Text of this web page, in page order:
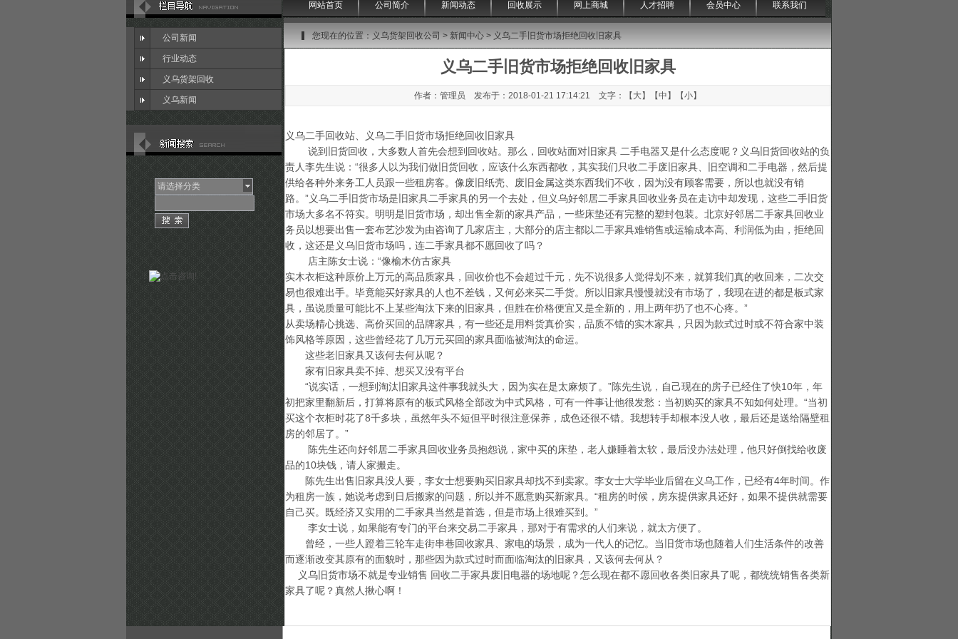
公司新闻
行业动态
义乌货架回收
义乌新闻
请选择分类
您现在的位置： 义乌货架回收公司 > 新闻中心 > 义乌二手旧货市场拒绝回收旧家具
网站首页 公司简介 新闻动态 回收展示 网上商城 人才招聘 会员中心 联系我们
义乌二手旧货市场拒绝回收旧家具
作者：管理员 发布于：2018-01-21 17:14:21 文字：【大】【中】【小】
义乌二手回收站、义乌二手旧货市场拒绝回收旧家具
说到旧货回收，大多数人首先会想到回收站。那么，回收站面对旧家具 二手电器又是什么态度呢？义乌旧货回收站的负
责人李先生说：“很多人以为我们做旧货回收，应该什么东西都收，其实我们只收二手废旧家具、旧空调和二手电器，然后提
供给各种外来务工人员跟一些租房客。像废旧纸壳、废旧金属这类东西我们不收，因为没有顾客需要，所以也就没有销
路。”义乌二手旧货市场是旧家具二手家具的另一个去处，但义乌好邻居二手家具回收业务员在走访中却发现，这些二手旧货
市场大多名不符实。明明是旧货市场，却出售全新的家具产品，一些床垫还有完整的塑封包装。北京好邻居二手家具回收业
务员以想要出售一套布艺沙发为由咨询了几家店主，大部分的店主都以二手家具难销售或运输成本高、利润低为由，拒绝回
收，这还是义乌旧货市场吗，连二手家具都不愿回收了吗？
店主陈女士说：“像榆木仿古家具
实木衣柜这种原价上万元的高品质家具，回收价也不会超过千元，先不说很多人觉得划不来，就算我们真的收回来，二次交
易也很难出手。毕竟能买好家具的人也不差钱，又何必来买二手货。所以旧家具慢慢就没有市场了，我现在进的都是板式家
具，虽说质量可能比不上某些淘汰下来的旧家具，但胜在价格便宜又是全新的，用上两年扔了也不心疼。”
从卖场精心挑选、高价买回的品牌家具，有一些还是用料货真价实，品质不错的实木家具，只因为款式过时或不符合家中装
饰风格等原因，这些曾经花了几万元买回的家具面临被淘汰的命运。
这些老旧家具又该何去何从呢？
家有旧家具卖不掉、想买又没有平台
“说实话，一想到淘汰旧家具这件事我就头大，因为实在是太麻烦了。”陈先生说，自己现在的房子已经住了快10年，年
初把家里翻新后，打算将原有的板式风格全部改为中式风格，可有一件事让他很发愁：当初购买的家具不知如何处理。“当初
买这个衣柜时花了8千多块，虽然年头不短但平时很注意保养，成色还很不错。我想转手却根本没人收，最后还是送给隔壁租
房的邻居了。”
陈先生还向好邻居二手家具回收业务员抱怨说，家中买的床垫，老人嫌睡着太软，最后没办法处理，他只好倒找给收废
品的10块钱，请人家搬走。
陈先生出售旧家具没人要，李女士想要购买旧家具却找不到卖家。李女士大学毕业后留在义乌工作，已经有4年时间。作
为租房一族，她说考虑到日后搬家的问题，所以并不愿意购买新家具。“租房的时候，房东提供家具还好，如果不提供就需要
自己买。既经济又实用的二手家具当然是首选，但是市场上很难买到。”
李女士说，如果能有专门的平台来交易二手家具，那对于有需求的人们来说，就太方便了。
曾经，一些人蹬着三轮车走街串巷回收家具、家电的场景，成为一代人的记忆。当旧货市场也随着人们生活条件的改善
而逐渐改变其原有的面貌时，那些因为款式过时而面临淘汰的旧家具，又该何去何从？
义乌旧货市场不就是专业销售 回收二手家具废旧电器的场地呢？怎么现在都不愿回收各类旧家具了呢，都统统销售各类新
家具了呢？真然人揪心啊！
：